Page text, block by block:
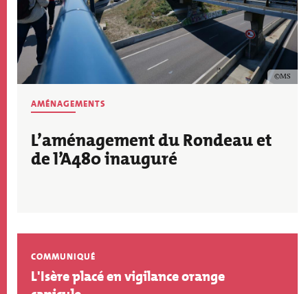
MS
THÉMATIQUE
AMÉNAGEMENTS
L’aménagement du Rondeau et
de l’A480 inauguré
COMMUNIQUÉ
L'Isère placé en vigilance orange